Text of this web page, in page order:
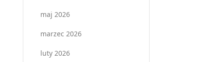
maj 2026
marzec 2026
luty 2026